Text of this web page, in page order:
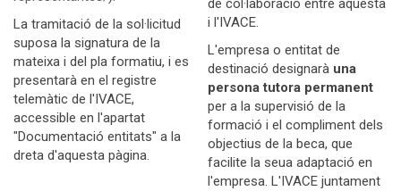
La tramitació de la sol·licitud
suposa la signatura de la
mateixa i del pla formatiu, i es
presentarà en el registre
telemàtic de l'IVACE,
accessible en l'apartat
"Documentació entitats" a la
dreta d'aquesta pàgina.
de col·laboració entre aquesta
i l'IVACE.
L'empresa o entitat de
destinació designarà una
persona tutora permanent
per a la supervisió de la
formació i el compliment dels
objectius de la beca, que
facilite la seua adaptació en
l'empresa. L'IVACE juntament